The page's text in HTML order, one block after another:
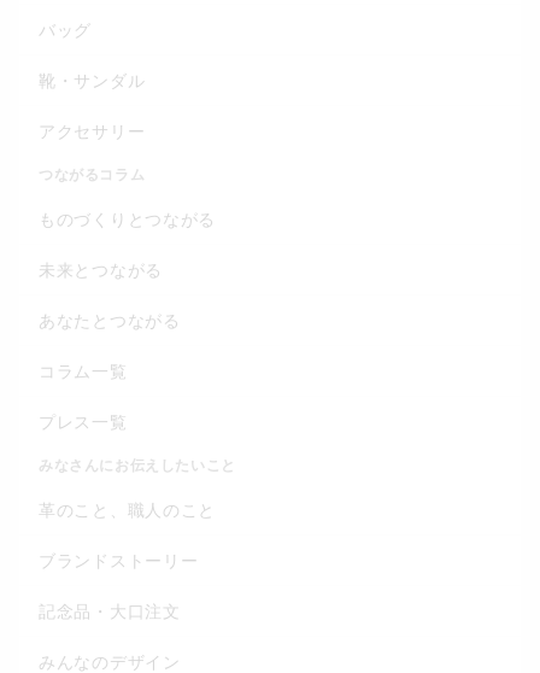
バッグ
靴・サンダル
アクセサリー
つながるコラム
ものづくりとつながる
未来とつながる
あなたとつながる
コラム一覧
プレス一覧
みなさんにお伝えしたいこと
革のこと、職人のこと
ブランドストーリー
記念品・大口注文
みんなのデザイン